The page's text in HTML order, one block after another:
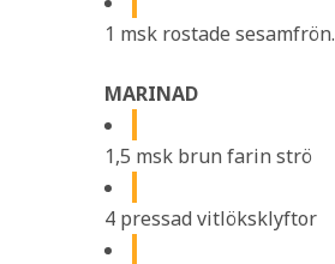
1 msk rostade sesamfrön.
MARINAD
1,5 msk brun farin strö
4 pressad vitlöksklyftor